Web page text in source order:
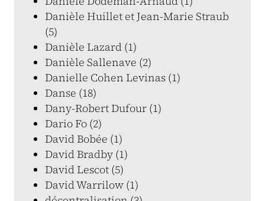
Danièle Huillet et Jean-Marie Straub
(5)
Danièle Lazard (1)
Danièle Sallenave (2)
Danielle Cohen Levinas (1)
Danse (18)
Dany-Robert Dufour (1)
Dario Fo (2)
David Bobée (1)
David Bradby (1)
David Lescot (5)
David Warrilow (1)